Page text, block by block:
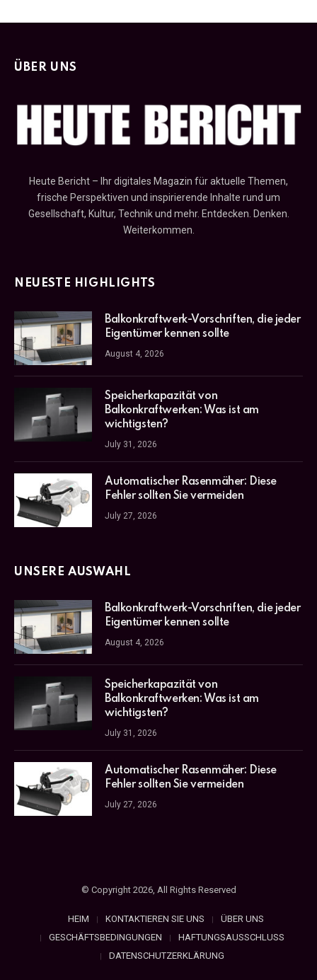
ÜBER UNS
Heute Bericht – Ihr digitales Magazin für aktuelle Themen,
frische Perspektiven und inspirierende Inhalte rund um
Gesellschaft, Kultur, Technik und mehr. Entdecken. Denken.
Weiterkommen.
NEUESTE HIGHLIGHTS
Balkonkraftwerk-Vorschriften, die jeder
Eigentümer kennen sollte
August 4, 2026
Speicherkapazität von
Balkonkraftwerken: Was ist am
wichtigsten?
July 31, 2026
Automatischer Rasenmäher: Diese
Fehler sollten Sie vermeiden
July 27, 2026
UNSERE AUSWAHL
Balkonkraftwerk-Vorschriften, die jeder
Eigentümer kennen sollte
August 4, 2026
Speicherkapazität von
Balkonkraftwerken: Was ist am
wichtigsten?
July 31, 2026
Automatischer Rasenmäher: Diese
Fehler sollten Sie vermeiden
July 27, 2026
© Copyright 2026, All Rights Reserved
HEIM KONTAKTIEREN SIE UNS
ÜBER UNS
GESCHÄFTSBEDINGUNGEN
HAFTUNGSAUSSCHLUSS
DATENSCHUTZERKLÄRUNG